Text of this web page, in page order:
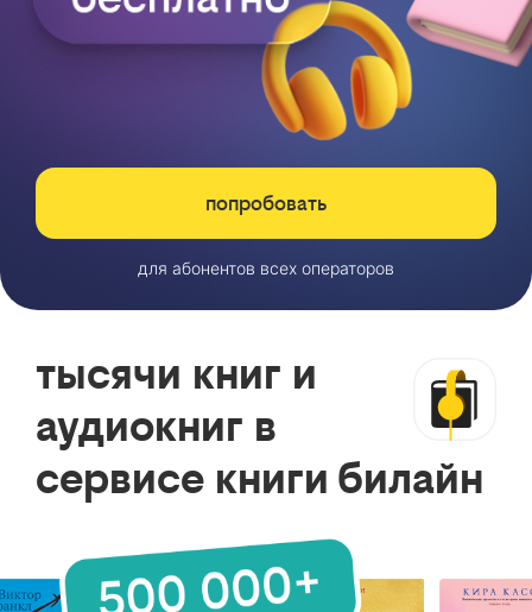
попробовать
для абонентов всех операторов
тысячи книг и
аудиокниг в
сервисе книги билайн